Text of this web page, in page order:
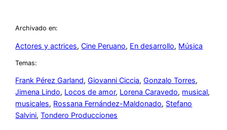
Archivado en:
Actores y actrices, Cine Peruano, En desarrollo, Música
Temas:
Frank Pérez Garland, Giovanni Ciccia, Gonzalo Torres
Jimena Lindo, Locos de amor, Lorena Caravedo, musical
musicales, Rossana Fernández-Maldonado, Stefano
Salvini, Tondero Producciones